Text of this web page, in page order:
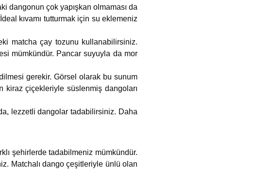
dangonun çok yapışkan olmaması da
kıvamı tutturmak için su eklemeniz
matcha çay tozunu kullanabilirsiniz.
mümkündür. Pancar suyuyla da mor
gerekir. Görsel olarak bu sunum
kiraz çiçekleriyle süslenmiş dangoları
lezzetli dangolar tadabilirsiniz. Daha
şehirlerde tadabilmeniz mümkündür.
Matchalı dango çeşitleriyle ünlü olan